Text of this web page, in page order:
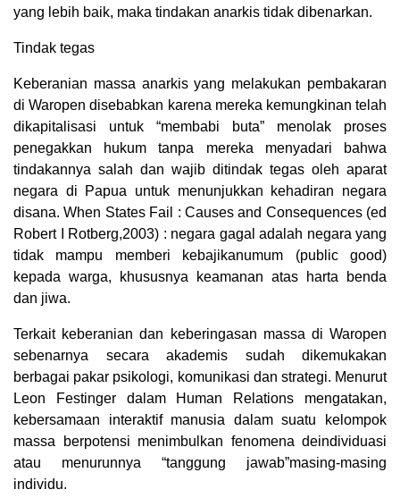
yang lebih baik, maka tindakan anarkis tidak dibenarkan.
Tindak tegas
Keberanian massa anarkis yang melakukan pembakaran
di Waropen disebabkan karena mereka kemungkinan telah
dikapitalisasi untuk “membabi buta” menolak proses
penegakkan hukum tanpa mereka menyadari bahwa
tindakannya salah dan wajib ditindak tegas oleh aparat
negara di Papua untuk menunjukkan kehadiran negara
disana. When States Fail : Causes and Consequences (ed
Robert I Rotberg,2003) : negara gagal adalah negara yang
tidak mampu memberi kebajikanumum (public good)
kepada warga, khususnya keamanan atas harta benda
dan jiwa.
Terkait keberanian dan keberingasan massa di Waropen
sebenarnya secara akademis sudah dikemukakan
berbagai pakar psikologi, komunikasi dan strategi. Menurut
Leon Festinger dalam Human Relations mengatakan,
kebersamaan interaktif manusia dalam suatu kelompok
massa berpotensi menimbulkan fenomena deindividuasi
atau menurunnya “tanggung jawab”masing-masing
individu.